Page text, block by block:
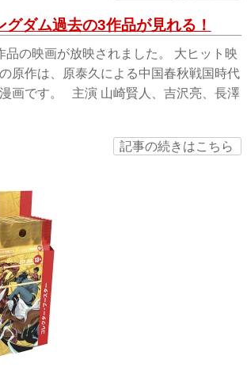
グダム過去の3作品が見れる！
品の映画が放映されました。 大ヒット映
原作は、原泰久による中国春秋戦国時代
画です。 主演 山崎賢人、吉沢亮、長澤
記事の続きはこちら